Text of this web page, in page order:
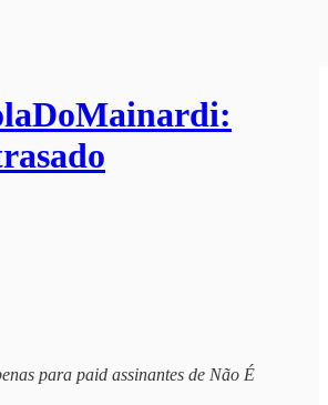
para paid assinantes de Não É